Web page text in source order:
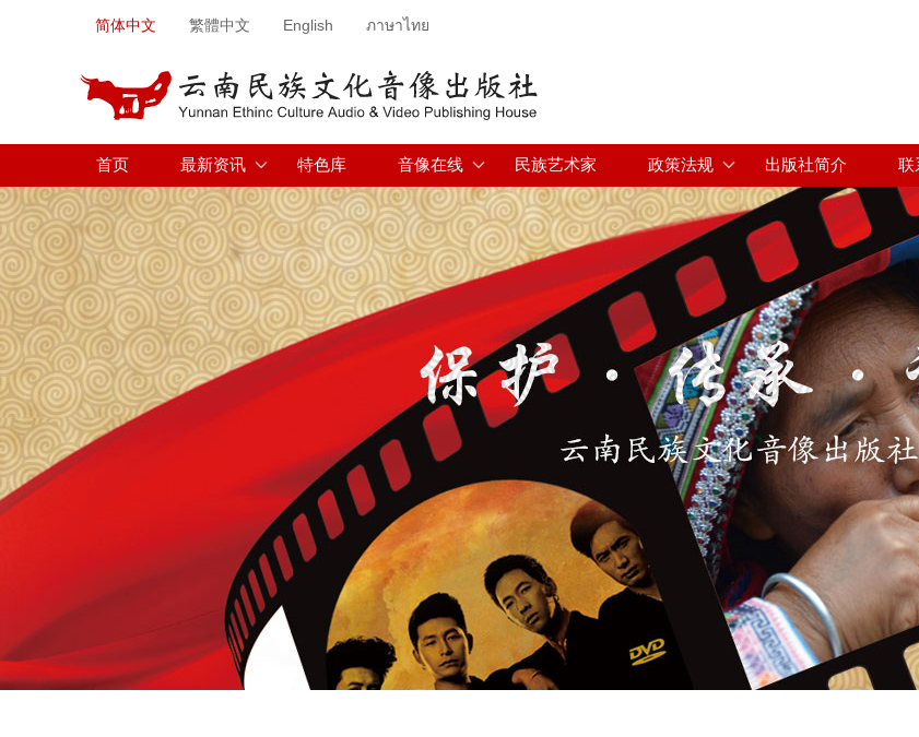
简体中文 繁體中文 English ภาษาไทย
首页 最新资讯 特色库 音像在线 民族艺术家 政策法规 出版社简介 联